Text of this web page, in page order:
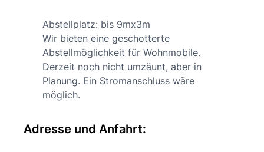
Abstellplatz: bis 9mx3m
Wir bieten eine geschotterte
Abstellmöglichkeit für Wohnmobile.
Derzeit noch nicht umzäunt, aber in
Planung. Ein Stromanschluss wäre
möglich.
Adresse und Anfahrt: